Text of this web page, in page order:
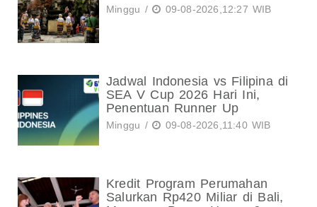
Minggu / 09-08-2026,12:27 WIB
Jadwal Indonesia vs Filipina di
SEA V Cup 2026 Hari Ini,
Penentuan Runner Up
Minggu / 09-08-2026,11:40 WIB
Kredit Program Perumahan
Salurkan Rp420 Miliar di Bali,